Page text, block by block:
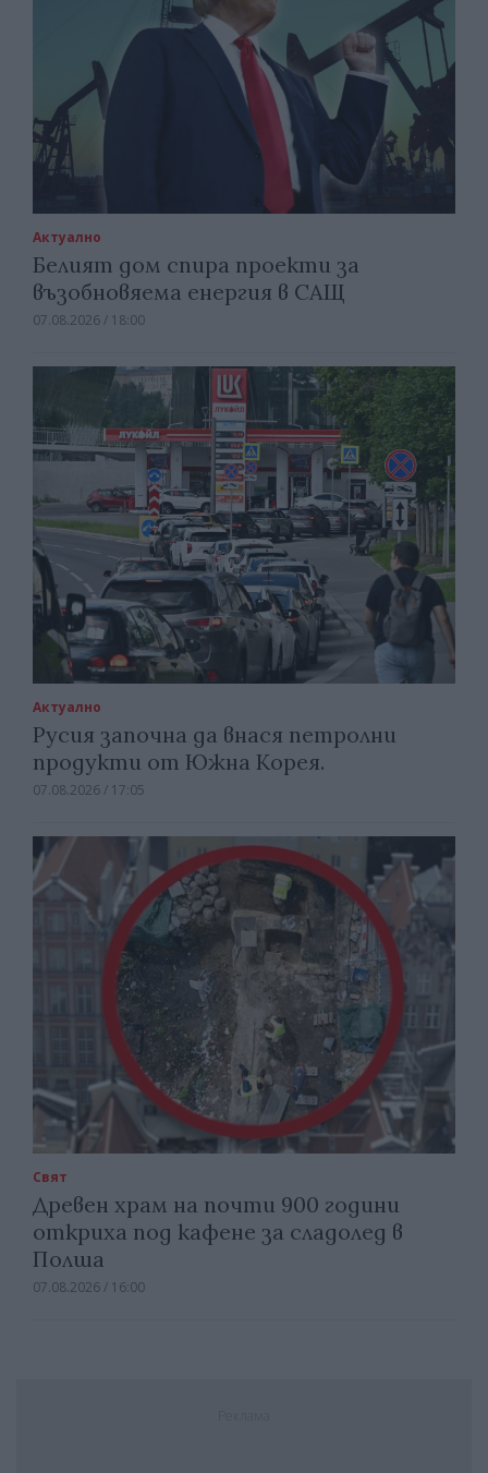
Актуално
Белият дом спира проекти за
възобновяема енергия в САЩ
07.08.2026 / 18:00
Актуално
Русия започна да внася петролни
продукти от Южна Корея.
07.08.2026 / 17:05
Свят
Древен храм на почти 900 години
откриха под кафене за сладолед в
Полша
07.08.2026 / 16:00